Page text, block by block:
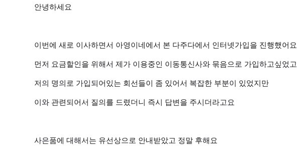
안녕하세요
이번에 새로 이사하면서 아영이네에서 본 다주다에서 인터넷가입을 진행했어요
먼저 요금할인을 위해서 제가 이용중인 이동통신사와 묶음으로 가입하고싶었고
저의 명의로 가입되어있는 회선들이 좀 있어서 복잡한 부분이 있었지만
이와 관련되어서 질의를 드렸더니 즉시 답변을 주시더라고요
사은품에 대해서는 유선상으로 안내받았고 정말 후해요